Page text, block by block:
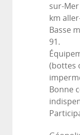
sur-Mer
km
Basse
91.
(bottes
Bonne